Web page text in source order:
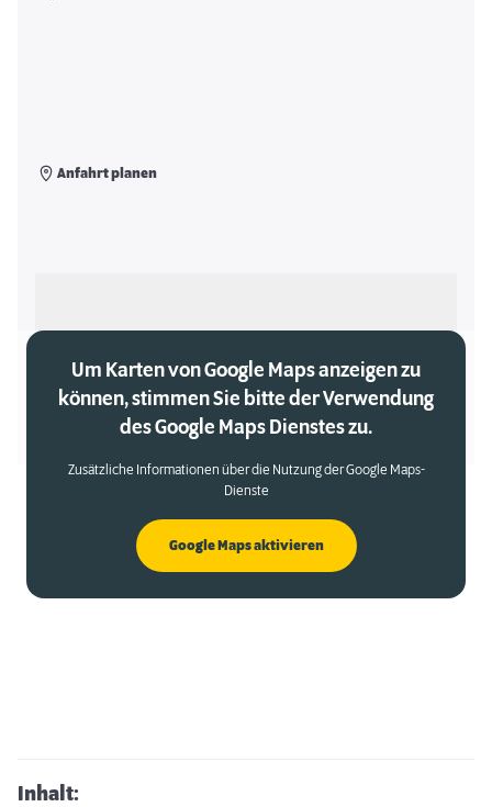
Anfahrt planen
Um Karten von Google Maps anzeigen zu
können, stimmen Sie bitte der Verwendung
des Google Maps Dienstes zu.
Zusätzliche Informationen über die Nutzung der Google Maps-
Dienste
Google Maps aktivieren
Inhalt: